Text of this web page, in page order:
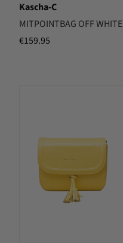
Kascha-C
MITPOINTBAG OFF WHITE
€159.95